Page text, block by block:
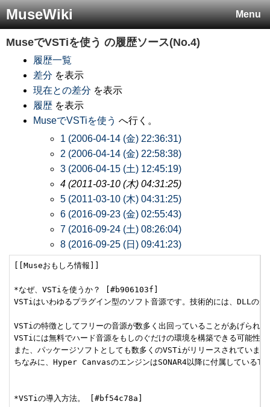
Menu
MuseWiki
MuseでVSTiを使う の履歴ソース(No.4)
履歴一覧
差分 を表示
現在との差分 を表示
履歴 を表示
MuseでVSTiを使う へ行く。
1 (2006-04-14 (金) 22:36:31)
2 (2006-04-14 (金) 22:58:38)
3 (2006-04-15 (土) 12:45:19)
4 (2011-03-10 (木) 04:31:25)
5 (2011-03-10 (木) 04:31:25)
6 (2016-09-23 (金) 02:55:43)
7 (2016-09-24 (土) 08:26:04)
8 (2016-09-25 (日) 09:41:23)
[[Museおもしろ情報]]
*なぜ、VSTiを使うか？ [#b906103f]
VSTiはいわゆるプラグイン型のソフト音源です。技術的には、DLLの形
VSTiの特徴としてフリーの音源が数多く出回っていることがあげられ
VSTiには無料でハード音源をもしのぐだけの環境を構築できる可能性
また、パッケージソフトとしても数多くのVSTiがリリースされてい
ちなみに、Hyper CanvasのエンジンはSONAR4以降に付属している
*VSTiの導入方法。 [#bf54c78a]